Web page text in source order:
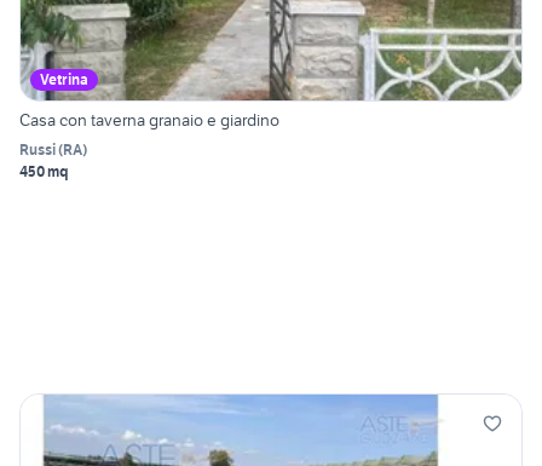
Vetrina
Casa con taverna granaio e giardino
Russi(RA)
450 mq